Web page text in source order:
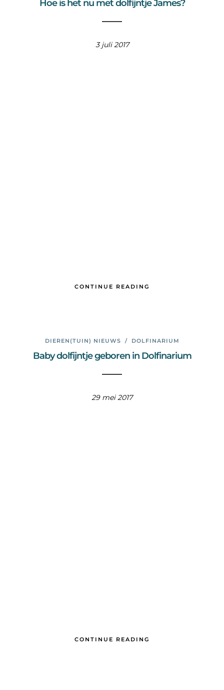
Hoe is het nu met dolfijntje James?
3 juli 2017
CONTINUE READING
DIEREN(TUIN) NIEUWS / DOLFINARIUM
Baby dolfijntje geboren in Dolfinarium
29 mei 2017
CONTINUE READING